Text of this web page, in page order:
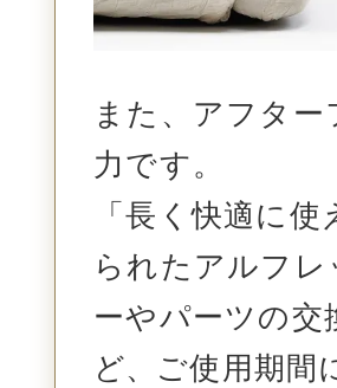
また、アフタ
力です。
「長く快適に
られた アルフ
ーやパーツの交
ど、
ご使用期間